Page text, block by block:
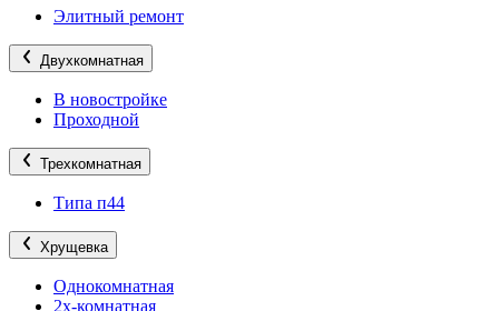
Элитный ремонт
Двухкомнатная
В новостройке
Проходной
Трехкомнатная
Типа п44
Хрущевка
Однокомнатная
2х-комнатная